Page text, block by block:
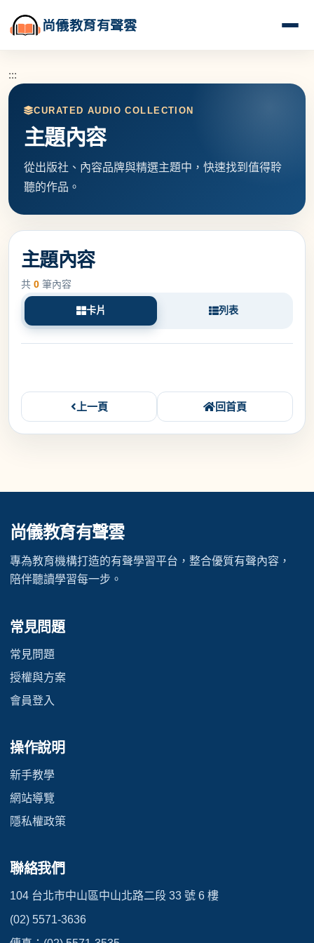
尚儀教育有聲雲
:::
CURATED AUDIO COLLECTION
主題內容
從出版社、內容品牌與精選主題中，快速找到值得聆
聽的作品。
主題內容
共 0 筆內容
卡片 列表
上一頁 回首頁
尚儀教育有聲雲
專為教育機構打造的有聲學習平台，整合優質有聲內容，
陪伴聽讀學習每一步。
常見問題
常見問題
授權與方案
會員登入
操作說明
新手教學
網站導覽
隱私權政策
聯絡我們
104 台北市中山區中山北路二段 33 號 6 樓
(02) 5571-3636